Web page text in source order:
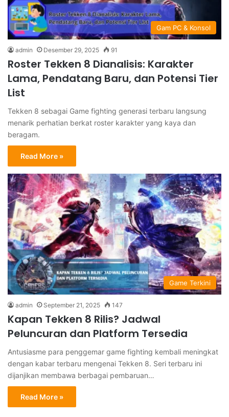
Gam PC & Konsol
admin Desember 29, 2025 91
Roster Tekken 8 Dianalisis: Karakter
Lama, Pendatang Baru, dan Potensi Tier
List
Tekken 8 sebagai Game fighting generasi terbaru langsung
menarik perhatian berkat roster karakter yang kaya dan
beragam.
Read More »
Game Terkini
admin September 21, 2025 147
Kapan Tekken 8 Rilis? Jadwal
Peluncuran dan Platform Tersedia
Antusiasme para penggemar game fighting kembali meningkat
dengan kabar terbaru mengenai Tekken 8. Seri terbaru ini
dijanjikan membawa berbagai pembaruan…
Read More »